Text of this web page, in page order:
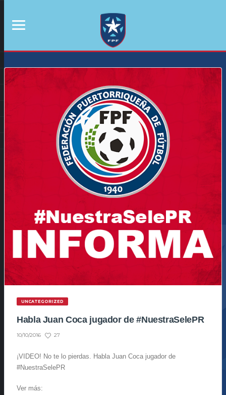
UNCATEGORIZED
Habla Juan Coca jugador de #NuestraSelePR
10/10/2016 27
¡VIDEO! No te lo pierdas. Habla Juan Coca jugador de
#NuestraSelePR
Ver más: